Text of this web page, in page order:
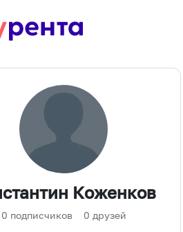
Коженков
0 подписчиков 0 друзей